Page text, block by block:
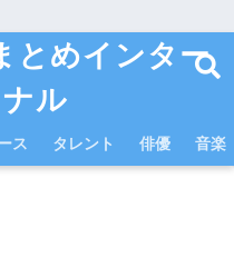
とめインター
ル
ス タレント 俳優 音楽